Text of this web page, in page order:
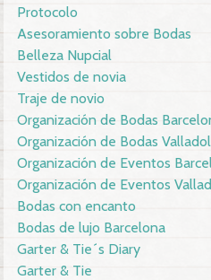
Protocolo
Asesoramiento sobre Bodas
Belleza Nupcial
Vestidos de novia
Traje de novio
Organización de Bodas
Organización de Bodas
Organización de Eventos
Organización de Eventos
Bodas con encanto
Bodas de lujo Barcelona
Garter & Tie´s Diary
Garter & Tie